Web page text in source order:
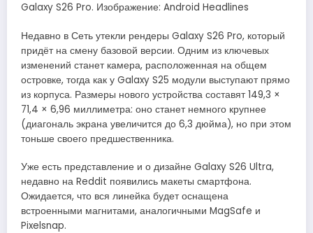
Galaxy S26 Pro. Изображение: Android Headlines
Недавно в Сеть утекли рендеры Galaxy S26 Pro, который
придёт на смену базовой версии. Одним из ключевых
изменений станет камера, расположенная на общем
островке, тогда как у Galaxy S25 модули выступают прямо
из корпуса. Размеры нового устройства составят 149,3 ×
71,4 × 6,96 миллиметра: оно станет немного крупнее
(диагональ экрана увеличится до 6,3 дюйма), но при этом
тоньше своего предшественника.
Уже есть представление и о дизайне Galaxy S26 Ultra,
недавно на Reddit появились макеты смартфона.
Ожидается, что вся линейка будет оснащена
встроенными магнитами, аналогичными MagSafe и
Pixelsnap.